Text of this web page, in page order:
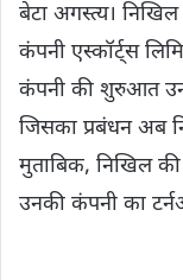
बेटा अगस्त्य।
कंपनी एस्कॉर्ट्स
कंपनी की शुरुआत
जिसका प्रबंधन अब
मुताबिक, निखिल
उनकी कंपनी का